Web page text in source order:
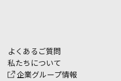
よくあるご質問
私たちについて
企業グループ情報